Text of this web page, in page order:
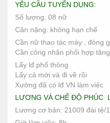
YÊU CẦU TUYỂN DỤNG:
Số lượng: 08 nữ
Cân nặng: không hạn
Cần nữ thao tác máy , đóng
Cần công nhân phối hợp
Lấy lđ phổ thông
Lấy cả mới và đi về rồi
Xưởng đã có lđ VN làm việc
LƯƠNG VÀ CHẾ ĐỘ PHÚC
Lương cơ bản: 21009 đài tệ/